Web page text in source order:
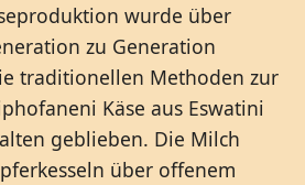
wurde über
zu Generation
traditionellen Methoden zur
Käse aus Eswatini
geblieben. Die Milch
über offenem